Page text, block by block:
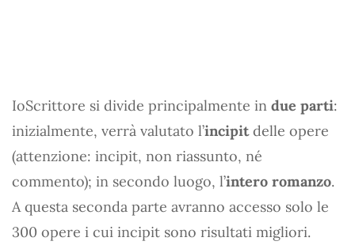
IoScrittore si divide principalmente in due parti:
inizialmente, verrà valutato l’incipitdelle opere
(attenzione: incipit, non riassunto, né
commento); in secondo luogo, l’intero romanzo.
A questa seconda parte avranno accesso solo le
300 opere i cui incipit sono risultati migliori.